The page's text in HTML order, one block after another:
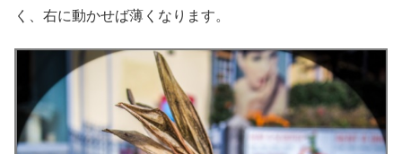
く、右に動かせば薄くなります。